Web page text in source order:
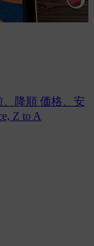
、降順 価格、安
Z to A